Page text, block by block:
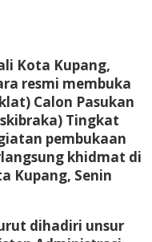
Kota Kupang,
resmi membuka
Calon Pasukan
Tingkat
pembukaan
khidmat di
Kupang, Senin
dihadiri unsur